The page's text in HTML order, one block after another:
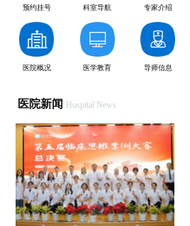
预约挂号 科室导航 专家介绍
医院概况 医学教育 导师信息
医院新闻 Hospital News